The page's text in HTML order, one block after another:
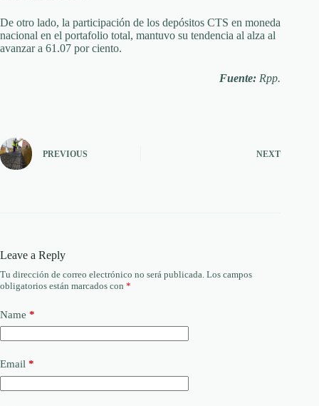
De otro lado, la participación de los depósitos CTS en moneda
nacional en el portafolio total, mantuvo su tendencia al alza al
avanzar a 61.07 por ciento.
Fuente: Rpp.
PREVIOUS NEXT
Leave a Reply
Tu dirección de correo electrónico no será publicada. Los campos
obligatorios están marcados con *
Name *
Email *